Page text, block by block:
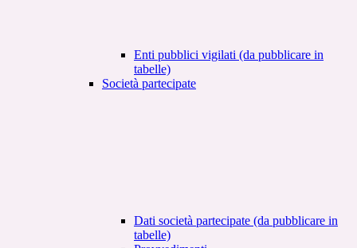
Enti pubblici vigilati (da pubblicare in
tabelle)
Società partecipate
Dati società partecipate (da pubblicare in
tabelle)